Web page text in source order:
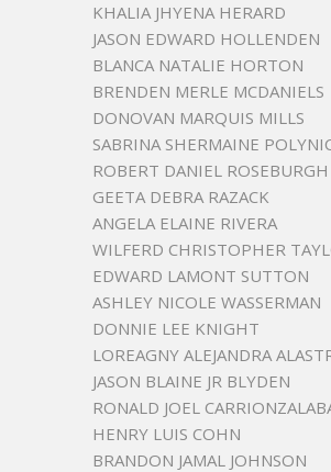
KHALIA JHYENA HERARD
JASON EDWARD HOLLENDEN
BLANCA NATALIE HORTON
BRENDEN MERLE MCDANIELS
DONOVAN MARQUIS MILLS
SABRINA SHERMAINE
ROBERT DANIEL ROSEBURGH
GEETA DEBRA RAZACK
ANGELA ELAINE RIVERA
WILFERD CHRISTOPHER
EDWARD LAMONT SUTTON
ASHLEY NICOLE WASSERMAN
DONNIE LEE KNIGHT
LOREAGNY ALEJANDRA
JASON BLAINE JR BLYDEN
RONALD JOEL
HENRY LUIS COHN
BRANDON JAMAL JOHNSON